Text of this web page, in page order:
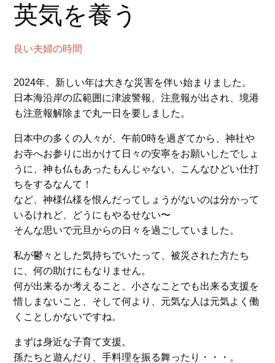
英気を養う
良い夫婦の時間
2024年、新しい年は大きな災害を伴い始まりました。
日本海沿岸の広範囲に津波警報、注意報が出され、境港
も注意報解除まで丸一日を要しました。
日本中の多くの人々が、午前0時を過ぎてから、神社や
お寺へお参りに出かけて日々の安寧をお願いしたでしょ
うに、神も仏もあったもんじゃない、こんなひどい仕打
ちをするなんて！
など、神様仏様を恨んだってしょうがないのは分かって
いるけれど、どうにもやるせない〜
そんな思いで元旦からの日々を過ごしていました。
私が鬱々とした気持ちでいたって、被災された方たち
に、何の助けにもなりません。
何が出来るか考えること、小さなことでも出来る支援を
惜しまないこと、そして何より、元気な人は元気よく働
くことしかないですね。
まずは身近な子育て支援。
孫たちと遊んだり、手料理を振る舞ったり・・・。